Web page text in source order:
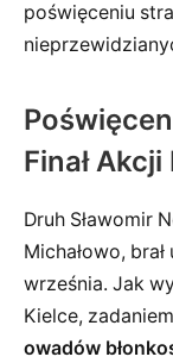
poświęceniu
Finał
Druh Sławomir
Michałowo,
września. Jak
Kielce,
owadów